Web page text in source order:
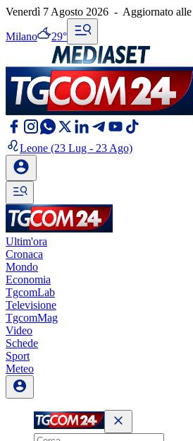
Venerdì 7 Agosto 2026 - Aggiornato alle
Milano 29°
Leone (23 Lug - 23 Ago)
Ultim'ora
Cronaca
Mondo
Economia
TgcomLab
Televisione
TgcomMag
Video
Schede
Sport
Meteo